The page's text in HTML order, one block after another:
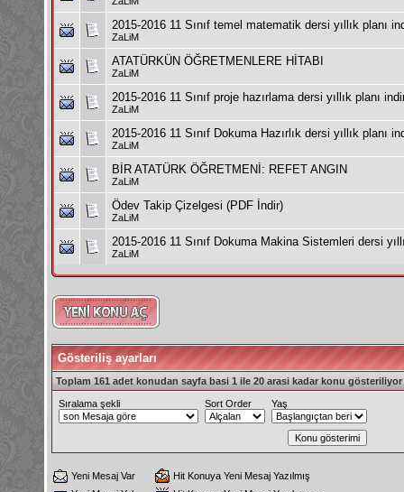
2015-2016 11 Sınıf temel matematik dersi yıllık planı
ZaLiM
ATATÜRKÜN ÖĞRETMENLERE HİTABI
ZaLiM
2015-2016 11 Sınıf proje hazırlama dersi yıllık planı
ZaLiM
2015-2016 11 Sınıf Dokuma Hazırlık dersi yıllık planı
ZaLiM
BİR ATATÜRK ÖĞRETMENİ: REFET ANGIN
ZaLiM
Ödev Takip Çizelgesi (PDF İndir)
ZaLiM
2015-2016 11 Sınıf Dokuma Makina Sistemleri dersi
ZaLiM
Gösteriliş ayarları
Toplam 161 adet konudan sayfa basi 1 ile 20 arasi kadar konu gösteriliyor
Sıralama şekli Sort Order Yaş
Yeni Mesaj Var
Hit Konuya Yeni Mesaj Yazılmış